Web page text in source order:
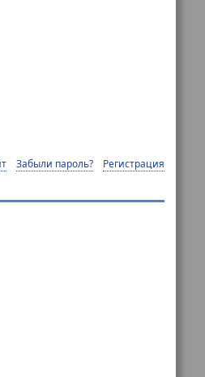
Забыли пароль? Регистрация